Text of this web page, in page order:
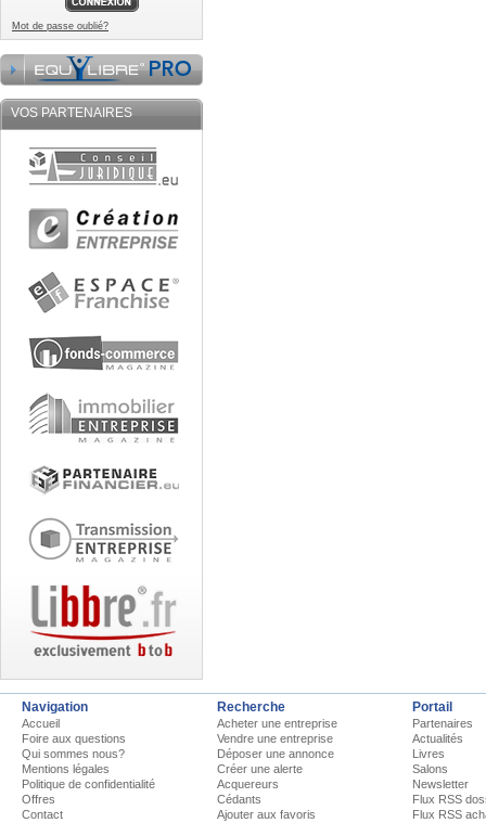
Mot de passe oublié?
VOS PARTENAIRES
Navigation
Accueil
Foire aux questions
Qui sommes nous?
Mentions légales
Politique de confidentialité
Offres
Contact
Recherche
Acheter une entreprise
Vendre une entreprise
Déposer une annonce
Créer une alerte
Acquereurs
Cédants
Ajouter aux favoris
Portail
Partenaires
Actualités
Livres
Salons
Newsletter
Flux RSS
Flux RSS